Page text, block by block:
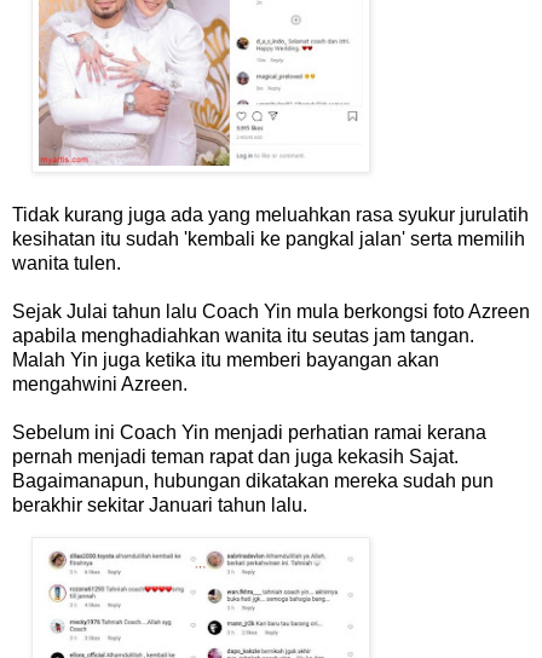
Tidak kurang juga ada yang meluahkan rasa syukur jurulatih
kesihatan itu sudah 'kembali ke pangkal jalan' serta memilih
wanita tulen.
Sejak Julai tahun lalu Coach Yin mula berkongsi foto Azreen
apabila menghadiahkan wanita itu seutas jam tangan.
Malah Yin juga ketika itu memberi bayangan akan
mengahwini Azreen.
Sebelum ini Coach Yin menjadi perhatian ramai kerana
pernah menjadi teman rapat dan juga kekasih Sajat.
Bagaimanapun, hubungan dikatakan mereka sudah pun
berakhir sekitar Januari tahun lalu.